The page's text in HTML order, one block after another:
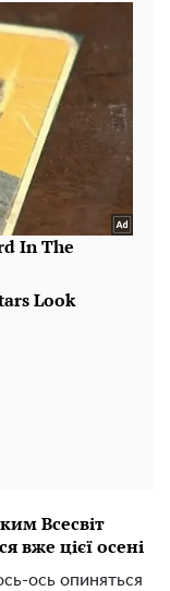
Всесвіт
вже цієї осені
ось опиняться